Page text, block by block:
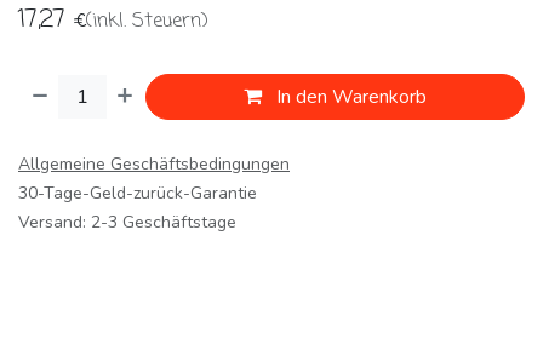
17,27 €(inkl. Steuern)
In den Warenkorb
Allgemeine Geschäftsbedingungen
30-Tage-Geld-zurück-Garantie
Versand: 2-3 Geschäftstage